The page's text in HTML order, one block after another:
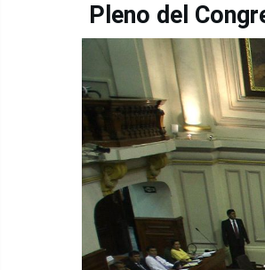
Pleno del